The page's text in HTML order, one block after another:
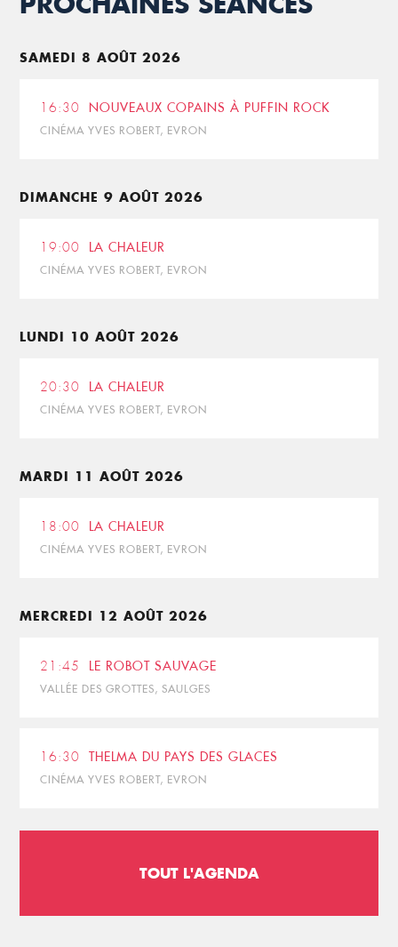
SAMEDI 8 AOÛT 2026
16:30 NOUVEAUX COPAINS À PUFFIN ROCK
CINÉMA YVES ROBERT, EVRON
DIMANCHE 9 AOÛT 2026
19:00 LA CHALEUR
CINÉMA YVES ROBERT, EVRON
LUNDI 10 AOÛT 2026
20:30 LA CHALEUR
CINÉMA YVES ROBERT, EVRON
MARDI 11 AOÛT 2026
18:00 LA CHALEUR
CINÉMA YVES ROBERT, EVRON
MERCREDI 12 AOÛT 2026
21:45 LE ROBOT SAUVAGE
VALLÉE DES GROTTES, SAULGES
16:30 THELMA DU PAYS DES GLACES
CINÉMA YVES ROBERT, EVRON
TOUT L'AGENDA